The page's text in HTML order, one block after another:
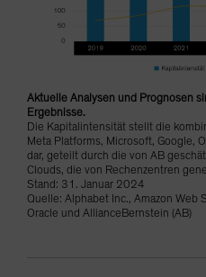
Aktuelle Analysen und Prognosen
Ergebnisse.
Die Kapitalintensität stellt die
Meta Platforms, Microsoft, Google,
dar, geteilt durch die von AB
Clouds, die von Rechenzentren
Stand: 31. Januar 2024
Quelle: Alphabet Inc., Amazon Web
Oracle und AllianceBernstein (AB)